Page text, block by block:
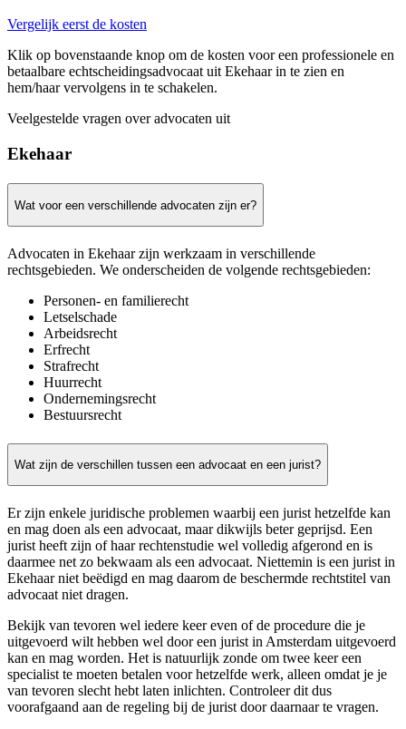
Vergelijk eerst de kosten
Klik op bovenstaande knop om de kosten voor een professionele en
betaalbare echtscheidingsadvocaat uit Ekehaar in te zien en
hem/haar vervolgens in te schakelen.
Veelgestelde vragen over advocaten uit
Ekehaar
Wat voor een verschillende advocaten zijn er?
Advocaten in Ekehaar zijn werkzaam in verschillende
rechtsgebieden. We onderscheiden de volgende rechtsgebieden:
Personen- en familierecht
Letselschade
Arbeidsrecht
Erfrecht
Strafrecht
Huurrecht
Ondernemingsrecht
Bestuursrecht
Wat zijn de verschillen tussen een advocaat en een jurist?
Er zijn enkele juridische problemen waarbij een jurist hetzelfde kan
en mag doen als een advocaat, maar dikwijls beter geprijsd. Een
jurist heeft zijn of haar rechtenstudie wel volledig afgerond en is
daarmee net zo bekwaam als een advocaat. Niettemin is een jurist in
Ekehaar niet beëdigd en mag daarom de beschermde rechtstitel van
advocaat niet dragen.
Bekijk van tevoren wel iedere keer even of de procedure die je
uitgevoerd wilt hebben wel door een jurist in Amsterdam uitgevoerd
kan en mag worden. Het is natuurlijk zonde om twee keer een
specialist te moeten betalen voor hetzelfde werk, alleen omdat je je
van tevoren slecht hebt laten inlichten. Controleer dit dus
voorafgaand aan de regeling bij de jurist door daarnaar te vragen.